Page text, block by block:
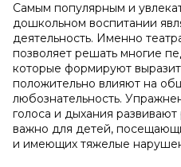
Самым популярным и
дошкольном воспитании
деятельность. Именно
позволяет решать многие
которые формируют
положительно влияют на
любознательность.
голоса и дыхания
важно для детей,
и имеющих тяжелые